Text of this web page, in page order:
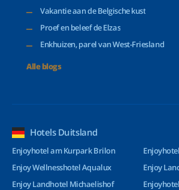
Vakantie aan de Belgische kust
Proef en beleef de Elzas
Enkhuizen, parel van West-Friesland
Alle blogs
Hotels Duitsland
Enjoyhotel am Kurpark Brilon
Enjoy Wellnesshotel Aqualux
Enjoy Landhotel Michaelishof
Enjoy